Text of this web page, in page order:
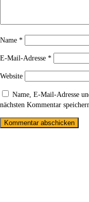
Name *
E-Mail-Adresse *
Website
Name, E-Mail-Adresse
nächsten Kommentar